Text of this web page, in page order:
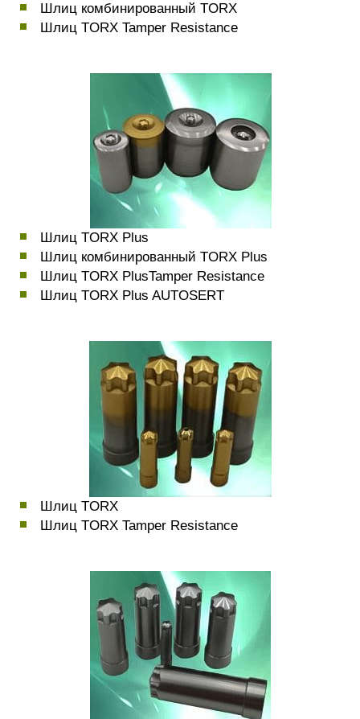
Шлиц комбинированный TORX
Шлиц TORX Tamper Resistance
Шлиц TORX Plus
Шлиц комбинированный TORX Plus
Шлиц TORX PlusTamper Resistance
Шлиц TORX Plus AUTOSERT
Шлиц TORX
Шлиц TORX Tamper Resistance